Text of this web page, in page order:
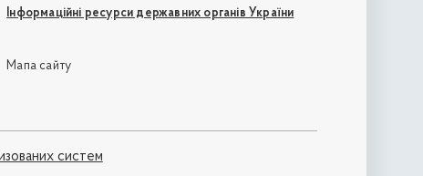
Інформаційні ресурси державних органів України
Мапа сайту
систем